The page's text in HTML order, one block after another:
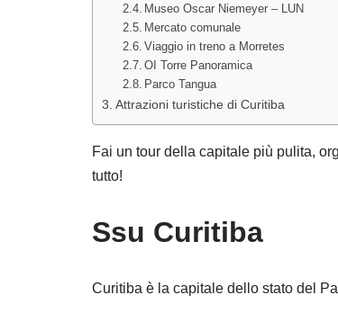
Museo Oscar Niemeyer – LUN
Mercato comunale
Viaggio in treno a Morretes
OI Torre Panoramica
Parco Tangua
Attrazioni turistiche di Curitiba
Fai un tour della capitale più pulita,
tutto!
Ssu Curitiba
Curitiba è la capitale dello stato del